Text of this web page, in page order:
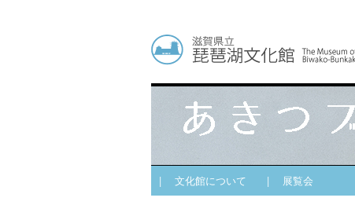
| 文化館について | 展覧会